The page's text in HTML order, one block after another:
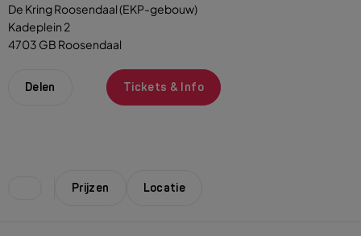
Zoeksuggesties
UITagenda
Fietsen
Winkeltijden en koopzondagen
De Kring Roosendaal (EKP-gebouw)
Kadeplein 2
4703 GB Roosendaal
Delen Tickets & Info
Prijzen Locatie